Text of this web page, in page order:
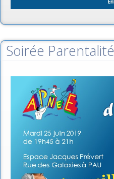
Soirée Parentalité